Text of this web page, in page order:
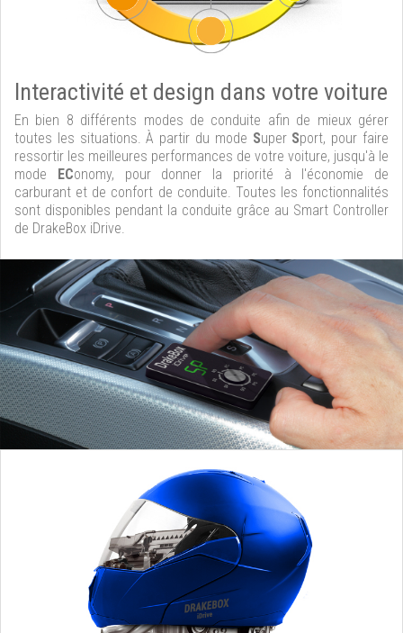
Interactivité et design dans votre voiture
En bien 8 différents modes de conduite afin de mieux gérer
toutes les situations. À partir du mode Super Sport, pour faire
ressortir les meilleures performances de votre voiture, jusqu'à le
mode EConomy, pour donner la priorité à l'économie de
carburant et de confort de conduite. Toutes les fonctionnalités
sont disponibles pendant la conduite grâce au Smart Controller
de DrakeBox iDrive.